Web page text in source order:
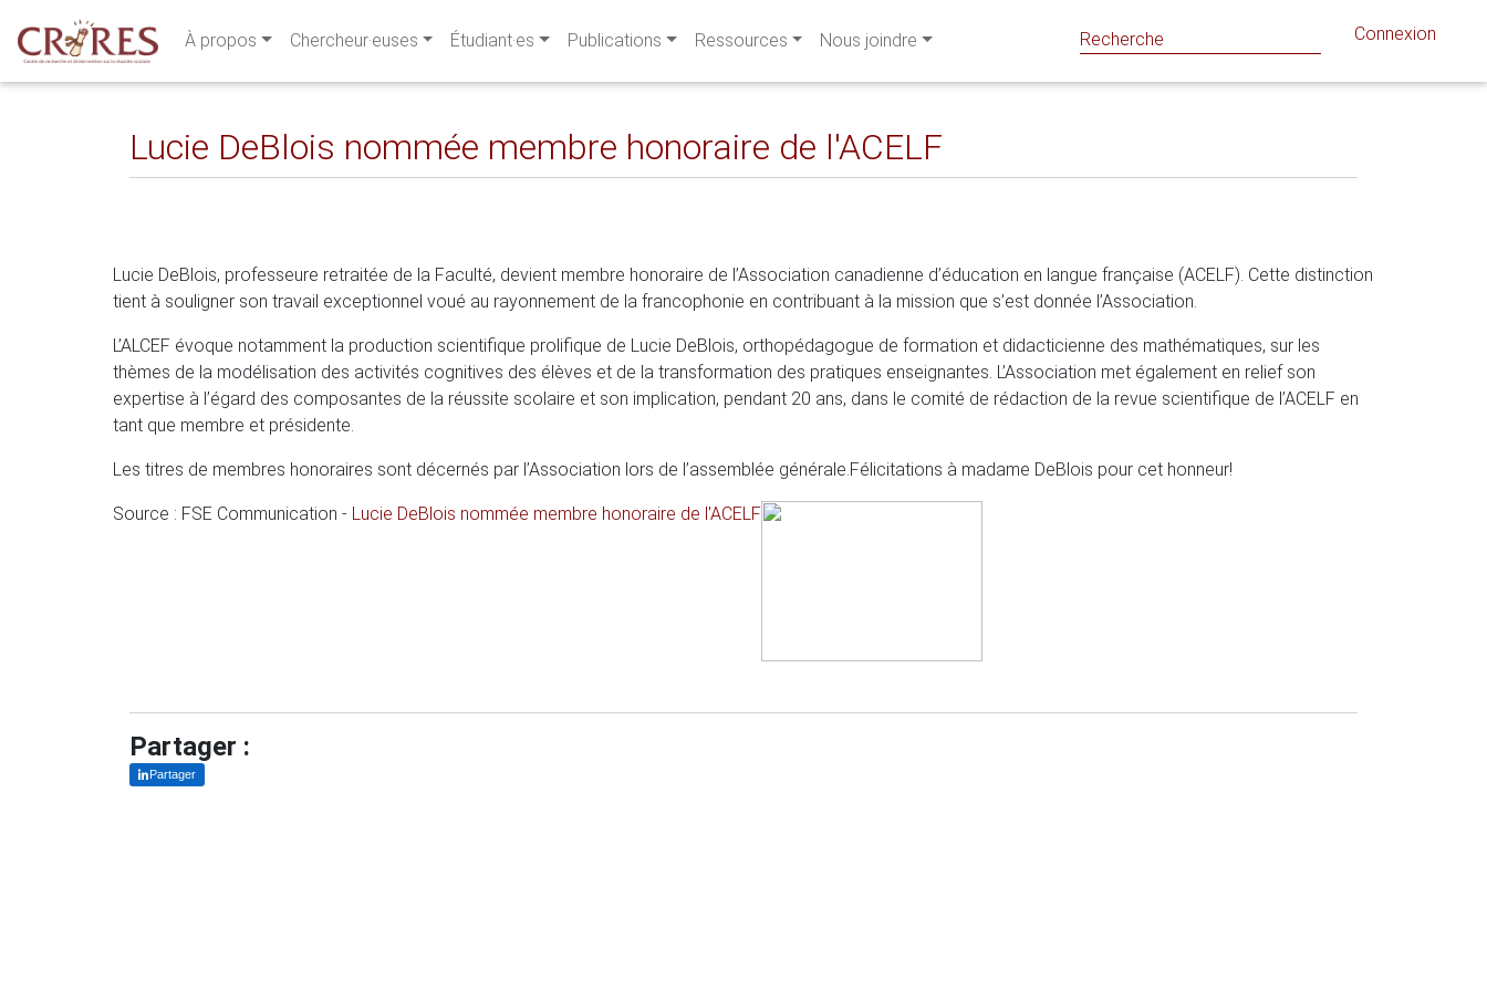
À propos Chercheur·euses Étudiant·es Publications Ressources Nous joindre Connexion
Lucie DeBlois nommée membre honoraire de l'ACELF
Lucie DeBlois, professeure retraitée de la Faculté, devient membre honoraire de l’Association canadienne d’éducation en langue française (ACELF). Cette distinction
tient à souligner son travail exceptionnel voué au rayonnement de la francophonie en contribuant à la mission que s’est donnée l’Association.
L’ALCEF évoque notamment la production scientifique prolifique de Lucie DeBlois, orthopédagogue de formation et didacticienne des mathématiques, sur les
thèmes de la modélisation des activités cognitives des élèves et de la transformation des pratiques enseignantes. L’Association met également en relief son
expertise à l’égard des composantes de la réussite scolaire et son implication, pendant 20 ans, dans le comité de rédaction de la revue scientifique de l’ACELF en
tant que membre et présidente.
Les titres de membres honoraires sont décernés par l’Association lors de l’assemblée générale.Félicitations à madame DeBlois pour cet honneur!
Source : FSE Communication - Lucie DeBlois nommée membre honoraire de l'ACELF
Partager :
Partager